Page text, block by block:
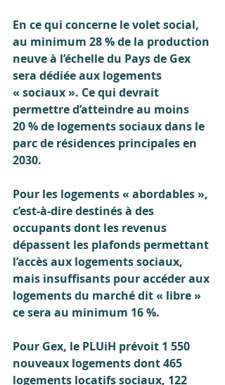
En ce qui concerne le volet social,
au minimum 28 % de la production
neuve à l’échelle du Pays de Gex
sera dédiée aux logements
« sociaux ». Ce qui devrait
permettre d’atteindre au moins
20 % de logements sociaux dans le
parc de résidences principales en
2030.
Pour les logements « abordables »,
c’est-à-dire destinés à des
occupants dont les revenus
dépassent les plafonds permettant
l’accès aux logements sociaux,
mais insuffisants pour accéder aux
logements du marché dit « libre »
ce sera au minimum 16 %.
Pour Gex, le PLUiH prévoit 1 550
nouveaux logements dont 465
logements locatifs sociaux, 122